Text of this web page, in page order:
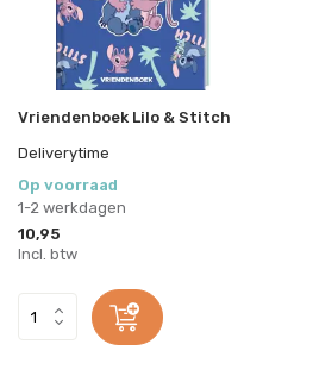
Vriendenboek Lilo & Stitch
Deliverytime
Op voorraad
1-2 werkdagen
10,95
Incl. btw